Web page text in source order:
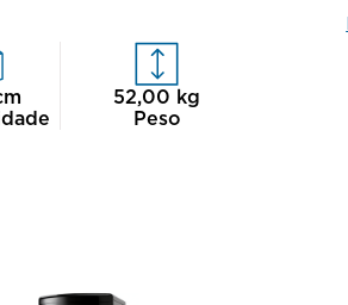
52,00 kg
Peso